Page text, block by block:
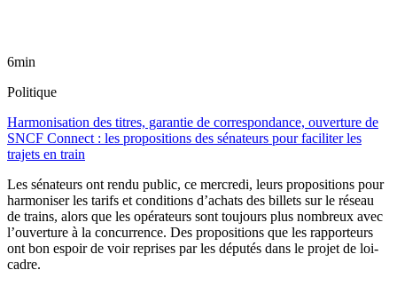
6min
Politique
Harmonisation des titres, garantie de correspondance, ouverture de
SNCF Connect : les propositions des sénateurs pour faciliter les
trajets en train
Les sénateurs ont rendu public, ce mercredi, leurs propositions pour
harmoniser les tarifs et conditions d’achats des billets sur le réseau
de trains, alors que les opérateurs sont toujours plus nombreux avec
l’ouverture à la concurrence. Des propositions que les rapporteurs
ont bon espoir de voir reprises par les députés dans le projet de loi-
cadre.